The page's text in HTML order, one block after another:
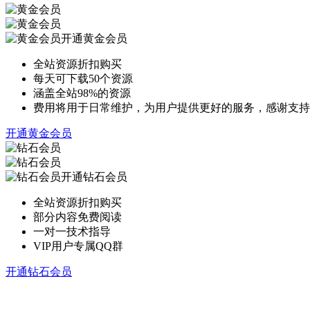
开通黄金会员
全站资源折扣购买
每天可下载50个资源
涵盖全站98%的资源
费用将用于日常维护，为用户提供更好的服务，感谢支持
开通黄金会员
开通钻石会员
全站资源折扣购买
部分内容免费阅读
一对一技术指导
VIP用户专属QQ群
开通钻石会员